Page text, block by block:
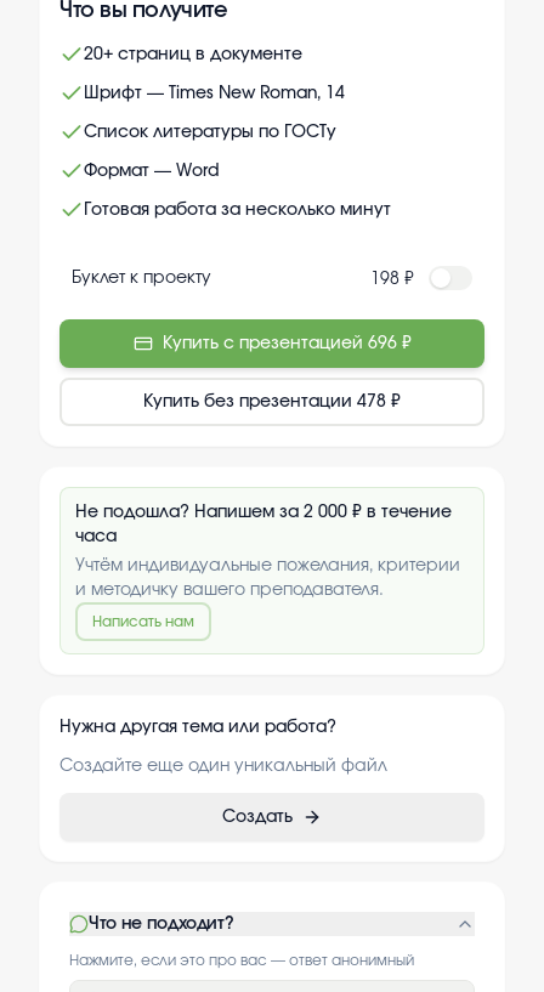
Что вы получите
20+ страниц в документе
Шрифт — Times New Roman, 14
Список литературы по ГОСТу
Формат — Word
Готовая работа за несколько минут
Буклет к проекту 198 ₽
Купить с презентацией 696 ₽
Купить без презентации 478 ₽
Не подошла? Напишем за 2 000 ₽ в течение
часа
Учтём индивидуальные пожелания, критерии
и методичку вашего преподавателя.
Написать нам
Нужна другая тема или работа?
Создайте еще один уникальный файл
Создать
Что не подходит?
Нажмите, если это про вас — ответ анонимный